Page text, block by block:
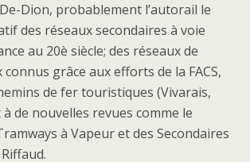
Dion, probablement l’autorail le
des réseaux secondaires à voie
au 20è siècle; des réseaux de
grâce aux efforts de la FACS,
de fer touristiques (Vivarais,
à de nouvelles revues comme le
à Vapeur et des Secondaires